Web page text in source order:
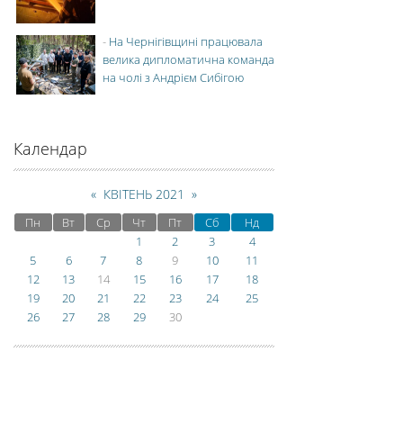
- На Чернігівщині працювала
велика дипломатична команда
на чолі з Андрієм Сибігою
Календар
« КВІТЕНЬ 2021 »
Пн Вт Ср Чт Пт Сб
Нд
1
2 3
4
5
6 7 8 9 10
11
12
13 14 15 16 17
18
19
20 21 22 23 24
25
26
27 28 29 30